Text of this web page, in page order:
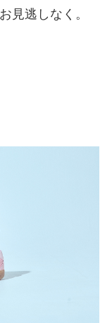
見逃しなく。